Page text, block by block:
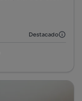
Destacado